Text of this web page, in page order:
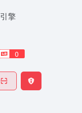
擎
0